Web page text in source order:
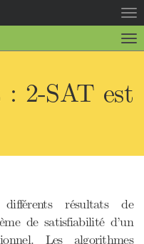
la
la
: 2-SAT est
différents résultats de
de satisfiabilité d’un
Les algorithmes